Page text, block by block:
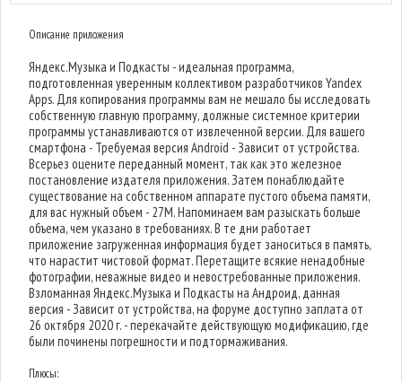
Описание приложения
Яндекс.Музыка и Подкасты - идеальная программа,
подготовленная уверенным коллективом разработчиков Yandex
Apps. Для копирования программы вам не мешало бы исследовать
собственную главную программу, должные системное критерии
программы устанавливаются от извлеченной версии. Для вашего
смартфона - Требуемая версия Android - Зависит от устройства.
Всерьез оцените переданный момент, так как это железное
постановление издателя приложения. Затем понаблюдайте
существование на собственном аппарате пустого объема памяти,
для вас нужный объем - 27M. Напоминаем вам разыскать больше
объема, чем указано в требованиях. В те дни работает
приложение загруженная информация будет заноситься в память,
что нарастит чистовой формат. Перетащите всякие ненадобные
фотографии, неважные видео и невостребованные приложения.
Взломанная Яндекс.Музыка и Подкасты на Андроид, данная
версия - Зависит от устройства, на форуме доступно заплата от
26 октября 2020 г. - перекачайте действующую модификацию, где
были починены погрешности и подтормаживания.
Плюсы: